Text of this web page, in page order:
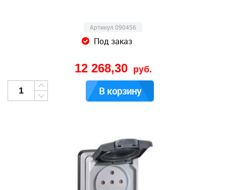
Артикул 090456
Под заказ
12 268,30 руб.
В корзину